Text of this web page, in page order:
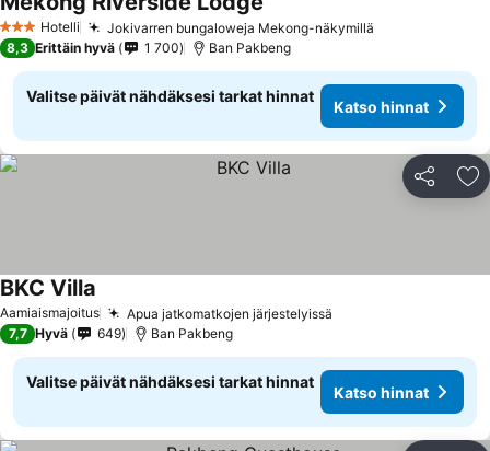
3 Tähtiluokitus
Hotelli Jokivarren bungaloweja Mekong-näkymillä
8,3 Erittäin hyvä 1 700 Ban Pakbeng
Valitse päivät nähdäksesi tarkat hinnat
Katso hinnat
Jaa
Aamiaismajoitus Apua jatkomatkojen järjestelyissä
BKC Villa
7,7 Hyvä 649 Ban Pakbeng
Valitse päivät nähdäksesi tarkat hinnat
Katso hinnat